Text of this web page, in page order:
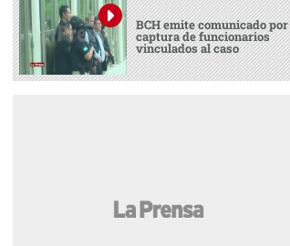
BCH emite comunicado por
captura de funcionarios
vinculados al caso